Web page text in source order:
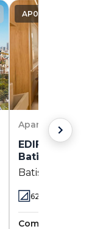
AP0033
Apartamento
EDIFÍCIO
Batista
Batista Campos
62.41
Comprar: